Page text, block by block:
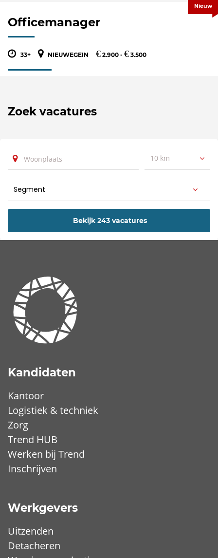
Officemanager
33+ NIEUWEGEIN € 2.900 - € 3.500
Nieuw
Zoek vacatures
10 km
Bekijk 243 vacatures
Kandidaten
Kantoor
Logistiek & techniek
Zorg
Trend HUB
Werken bij Trend
Inschrijven
Werkgevers
Uitzenden
Detacheren